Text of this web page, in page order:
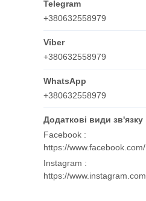
+380632558979
+380632558979
+380632558979
Facebook
https://
Instagram
https://